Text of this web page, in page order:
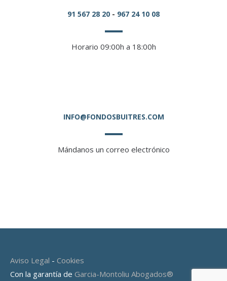
91 567 28 20 - 967 24 10 08
Horario 09:00h a 18:00h
INFO@FONDOSBUITRES.COM
Mándanos un correo electrónico
Aviso Legal - Cookies
Con la garantía de Garcia-Montoliu Abogados®